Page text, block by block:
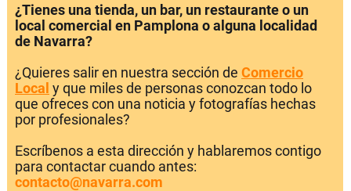
¿Tienes una tienda, un bar, un restaurante o un
local comercial en Pamplona o alguna localidad
de Navarra?
¿Quieres salir en nuestra sección de Comercio
Local y que miles de personas conozcan todo lo
que ofreces con una noticia y fotografías hechas
por profesionales?
Escríbenos a esta dirección y hablaremos contigo
para contactar cuando antes:
contacto@navarra.com